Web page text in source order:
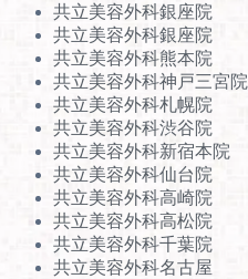
共立美容外科銀座院
共立美容外科銀座院
共立美容外科熊本院
共立美容外科神戸三宮院
共立美容外科札幌院
共立美容外科渋谷院
共立美容外科新宿本院
共立美容外科仙台院
共立美容外科高崎院
共立美容外科高松院
共立美容外科千葉院
共立美容外科名古屋